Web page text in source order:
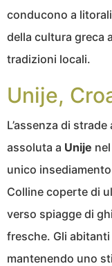
conducono a
della cultura greca
tradizioni locali.
Unije,
L’assenza di
assoluta a Unije nel
unico
Colline coperte di
verso spiagge di
fresche. Gli
mantenendo uno